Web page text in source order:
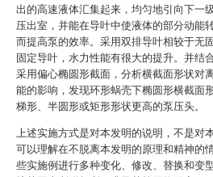
出的高速液体汇集起来，均匀地引向下一
压出室，并能在导叶中使液体的部分动能
而提高泵的效率。采用双排导叶相较于无
固定导叶，水力性能有很大的提升。并结
采用偏心椭圆形截面，分析横截面形状对
能的影响，发现环形蜗壳下椭圆形横截面
梯形、半圆形或矩形形状更高的泵压头。
上述实施方式是对本发明的说明，不是对
可以理解在不脱离本发明的原理和精神的
些实施例进行多种变化、修改、替换和变